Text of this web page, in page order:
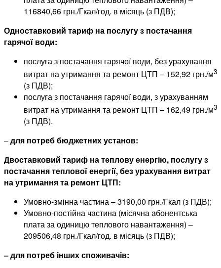
116840,66 грн./Гкал/год. в місяць (з ПДВ);
Одноставковий тариф на послугу з постачання
гарячої води:
послуга з постачання гарячої води, без урахування
витрат на утримання та ремонт ЦТП – 152,92 грн./м3
(з ПДВ);
послуга з постачання гарячої води, з урахуванням
витрат на утримання та ремонт ЦТП – 162,49 грн./м3
(з ПДВ).
–для потреб бюджетних установ:
Двоставковий тариф на теплову енергію, послугу з
постачання теплової енергії, без урахування витрат
на утримання та ремонт ЦТП:
Умовно-змінна частина – 3190,00 грн./Гкал (з ПДВ);
Умовно-постійна частина (місячна абонентська
плата за одиницю теплового навантаження) –
209506,48 грн./Гкал/год. в місяць (з ПДВ);
– для потреб інших споживачів: